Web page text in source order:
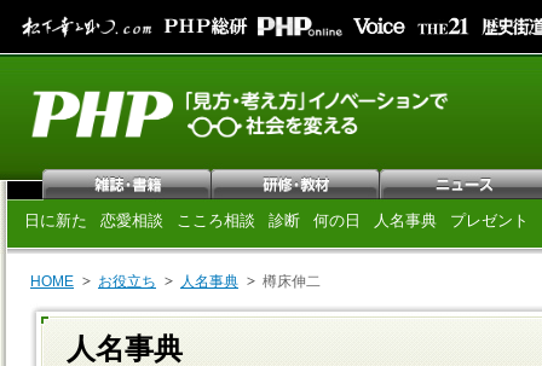
日に新た 恋愛相談 こころ相談 診断 何の日 人名事典 プレゼント
HOME お役立ち 人名事典 樽床伸二
人名事典